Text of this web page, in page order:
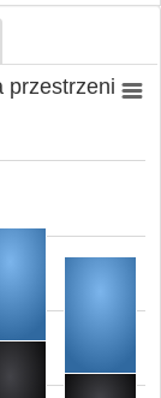
przestrzeni